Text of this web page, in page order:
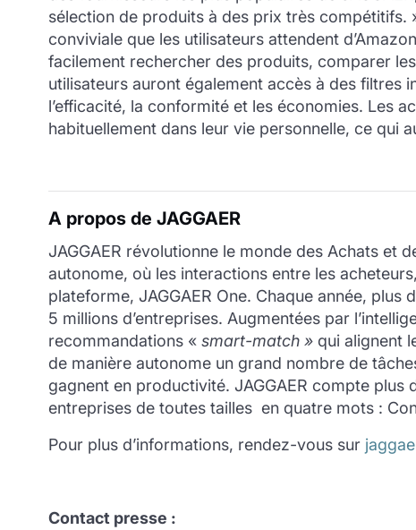
sélection de produits à des prix très compétitifs.
conviviale que les utilisateurs attendent
facilement rechercher des produits, comparer
utilisateurs auront également accès à des filtres
l’efficacité, la conformité et les économies. Les
habituellement dans leur vie personnelle, ce qui
A propos de JAGGAER
JAGGAER révolutionne le monde des Achats et
autonome, où les interactions entre les
plateforme, JAGGAER One. Chaque année,
5 millions d’entreprises. Augmentées par
recommandations « smart-match » qui alignent
de manière autonome un grand nombre de
gagnent en productivité. JAGGAER compte plus
entreprises de toutes tailles en quatre mots :
Pour plus d’informations, rendez-vous sur
Contact presse :